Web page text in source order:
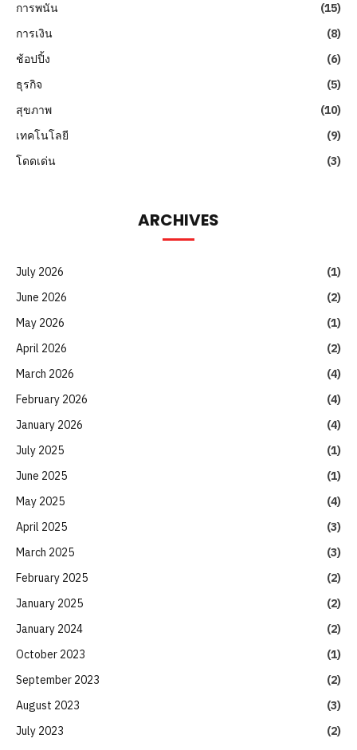
การพนัน
(15)
การเงิน
(8)
ช้อปปิ้ง
(6)
ธุรกิจ
(5)
สุขภาพ
(10)
เทคโนโลยี
(9)
โดดเด่น
(3)
ARCHIVES
July 2026
(1)
June 2026
(2)
May 2026
(1)
April 2026
(2)
March 2026
(4)
February 2026
(4)
January 2026
(4)
July 2025
(1)
June 2025
(1)
May 2025
(4)
April 2025
(3)
March 2025
(3)
February 2025
(2)
January 2025
(2)
January 2024
(2)
October 2023
(1)
September 2023
(2)
August 2023
(3)
July 2023
(2)